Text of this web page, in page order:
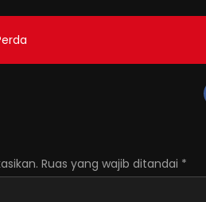
Ruas yang wajib ditandai *